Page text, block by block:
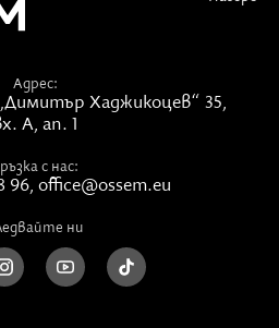
за да не изплашат
са били пуснати от
болният отпивал от водата
че никой да не ги види. Освен
назад. Това било
Те вземали и водата, от
да пие по малко през
Адрес:
Хаджикоцев“ 35,
А, ап. 1
с нас:
96, office@ossem.eu
ни